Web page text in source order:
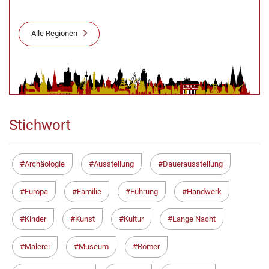
Alle Regionen
Stichwort
Archäologie Ausstellung Dauerausstellung
Europa Familie Führung Handwerk
Kinder Kunst Kultur Lange Nacht
Malerei Museum Römer